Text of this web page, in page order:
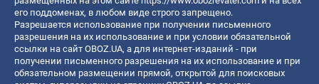
его поддоменах, в любом виде строго запрещено.
Разрешается использование при получении письменного
разрешения на их использование и при условии обязательной
ссылки на сайт OBOZ.UA, а для интернет-изданий - при
получении письменного разрешения на их использование и при
обязательном размещении прямой, открытой для поисковых